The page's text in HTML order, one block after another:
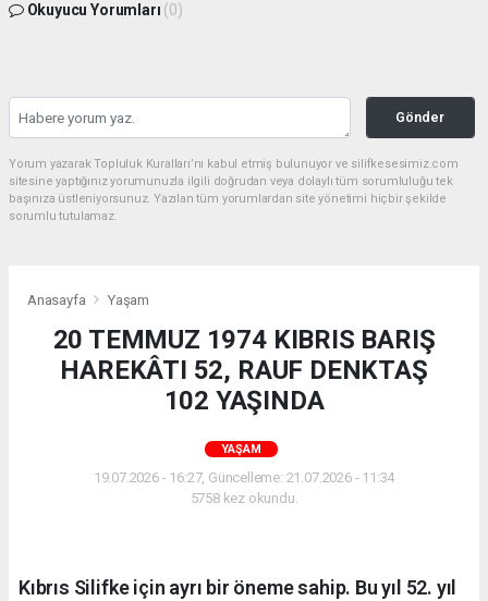
Okuyucu Yorumları (0)
Gönder
Yorum yazarak Topluluk Kuralları’nı kabul etmiş bulunuyor ve silifkesesimiz.com
sitesine yaptığınız yorumunuzla ilgili doğrudan veya dolaylı tüm sorumluluğu tek
başınıza üstleniyorsunuz. Yazılan tüm yorumlardan site yönetimi hiçbir şekilde
sorumlu tutulamaz.
Anasayfa Yaşam
20 TEMMUZ 1974 KIBRIS BARIŞ
HAREKÂTI 52, RAUF DENKTAŞ
102 YAŞINDA
YAŞAM
19.07.2026 - 16:27, Güncelleme: 21.07.2026 - 11:34
5758 kez okundu.
Kıbrıs Silifke için ayrı bir öneme sahip. Bu yıl 52. yıl